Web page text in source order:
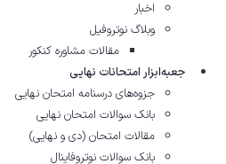
اخبار
وبلاگ نوتروفیل
مقالات مشاوره‌ کنکور
جعبه‌ابزار امتحانات نهایی
جزوه‌های درسنامه امتحان نهایی
بانک سوالات امتحان نهایی
مقالات امتحان (دی و نهایی)
بانک سوالات نوتروفاینال